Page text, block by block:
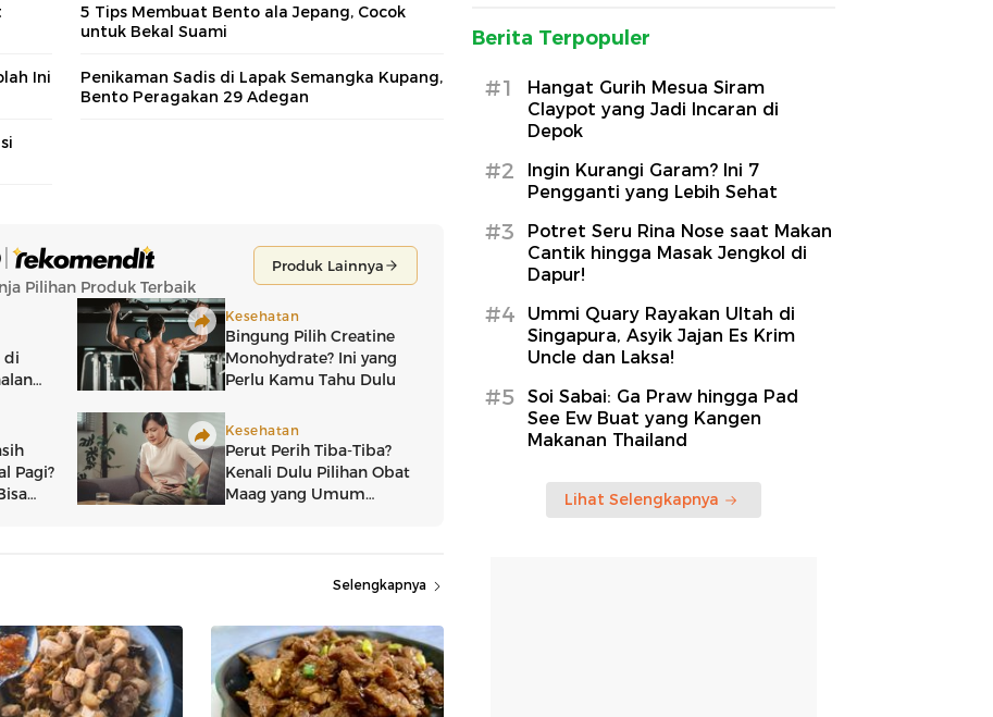
5 Tips Membuat Bento ala Jepang, Cocok
untuk Bekal Suami
Ini
Penikaman Sadis di Lapak Semangka Kupang,
Bento Peragakan 29 Adegan
Selengkapnya
Berita Terpopuler
#1
Hangat Gurih Mesua Siram
Claypot yang Jadi Incaran di
Depok
#2
Ingin Kurangi Garam? Ini 7
Pengganti yang Lebih Sehat
#3
Potret Seru Rina Nose saat Makan
Cantik hingga Masak Jengkol di
Dapur!
#4
Ummi Quary Rayakan Ultah di
Singapura, Asyik Jajan Es Krim
Uncle dan Laksa!
#5
Soi Sabai: Ga Praw hingga Pad
See Ew Buat yang Kangen
Makanan Thailand
Lihat Selengkapnya